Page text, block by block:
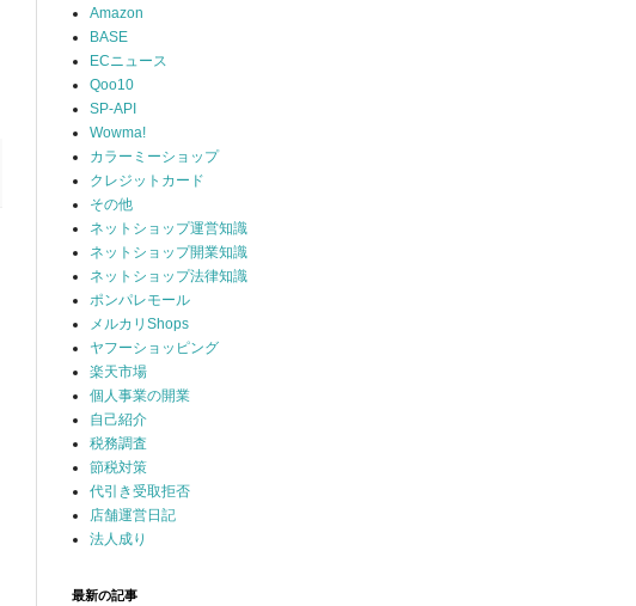
Amazon
BASE
ECニュース
Qoo10
SP-API
Wowma!
カラーミーショップ
クレジットカード
その他
ネットショップ運営知識
ネットショップ開業知識
ネットショップ法律知識
ポンパレモール
メルカリShops
ヤフーショッピング
楽天市場
個人事業の開業
自己紹介
税務調査
節税対策
代引き受取拒否
店舗運営日記
法人成り
最新の記事